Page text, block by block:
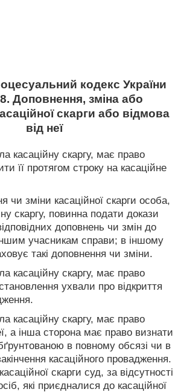
кодекс України
Доповнення, зміна або
скарги або відмова
від неї
касаційну скаргу, має право
її протягом строку на касаційне
чи зміни касаційної скарги особа,
скаргу, повинна подати докази
доповнень чи змін до
учасникам справи; в іншому
такі доповнення чи зміни.
касаційну скаргу, має право
ухвали про відкриття
касаційну скаргу, має право
а інша сторона має право визнати
в повному обсязі чи в
касаційного провадження.
скарги суд, за відсутності
які приєдналися до касаційної